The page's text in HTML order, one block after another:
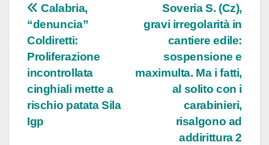
Navigazione
articoli
Soveria S. (Cz),
gravi irregolarità in
cantiere edile:
sospensione e
maximulta. Ma i fatti,
al solito con i
carabinieri,
risalgono ad
addirittura 2
Calabria,
“denuncia”
Coldiretti:
Proliferazione
incontrollata
cinghiali mette a
rischio patata Sila
Igp